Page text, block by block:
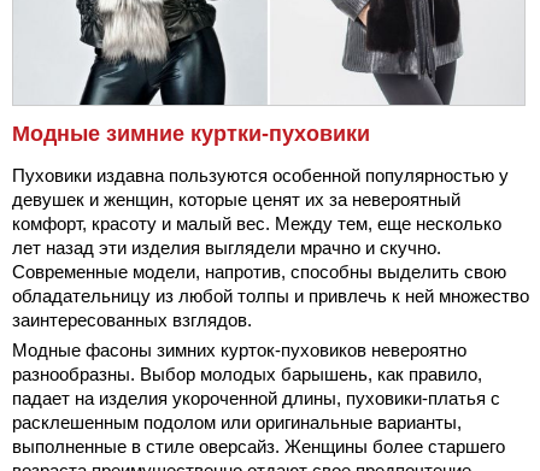
Модные зимние куртки-пуховики
Пуховики издавна пользуются особенной популярностью у
девушек и женщин, которые ценят их за невероятный
комфорт, красоту и малый вес. Между тем, еще несколько
лет назад эти изделия выглядели мрачно и скучно.
Современные модели, напротив, способны выделить свою
обладательницу из любой толпы и привлечь к ней множество
заинтересованных взглядов.
Модные фасоны зимних курток-пуховиков невероятно
разнообразны. Выбор молодых барышень, как правило,
падает на изделия укороченной длины, пуховики-платья с
расклешенным подолом или оригинальные варианты,
выполненные в стиле оверсайз. Женщины более старшего